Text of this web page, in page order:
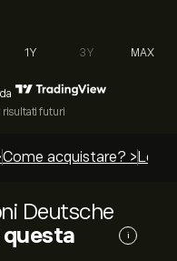
1Y 3Y MAX
risultati futuri
Come acquistare? > Le
Deutsche
questa
i